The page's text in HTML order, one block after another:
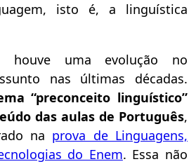
isto é, a linguística
houve uma evolução no
nas últimas décadas.
“preconceito linguístico”
das aulas de Português,
na prova de Linguagens,
do Enem. Essa não